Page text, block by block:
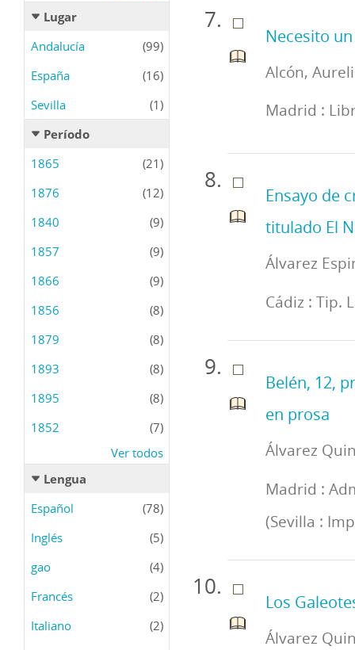
Lugar
Andalucía
(99)
España
(16)
Sevilla
(1)
Período
1865
(21)
1876
(12)
1840
(9)
1857
(9)
1866
(9)
1856
(8)
1879
(8)
1893
(8)
1895
(8)
1852
(7)
Ver todos
Lengua
Español
(78)
Inglés
(5)
gao
(4)
Francés
(2)
Italiano
(2)
Necesito
Alcón,
Madrid :
Ensayo de
titulado El
Álvarez
Cádiz : Tip.
Belén, 12,
en prosa
Álvarez
Madrid :
(Sevilla :
Los
Álvarez